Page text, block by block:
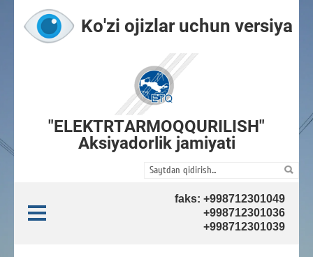
Ko'zi ojizlar uchun versiya
"ELEKTRTARMOQQURILISH"
Aksiyadorlik jamiyati
faks: +998712301049
+998712301036
+998712301039